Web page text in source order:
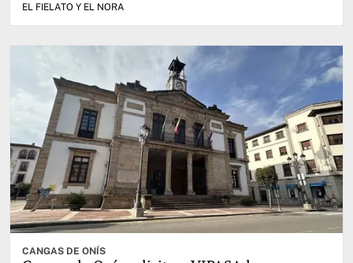
EL FIELATO Y EL NORA
CANGAS DE ONÍS